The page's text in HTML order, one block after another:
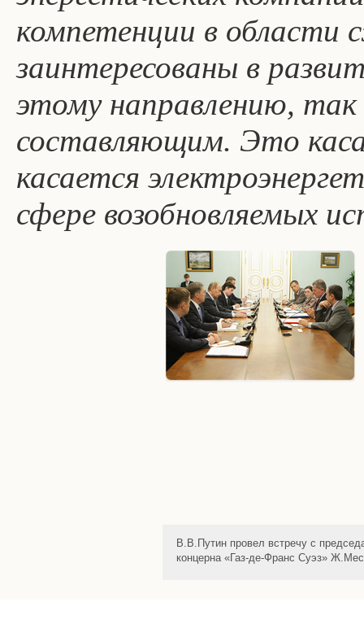
компетенции в области
заинтересованы в
этому направлению,
составляющим. Это
касается
сфере возобновляемых
В.В.Путин провел встречу с
концерна «Газ-де-Франс Суэз»